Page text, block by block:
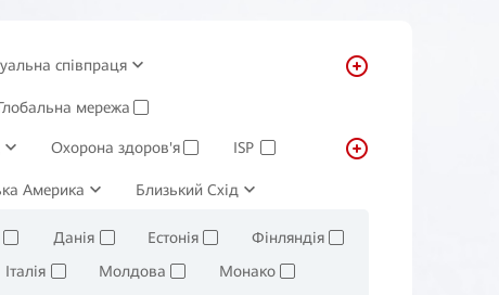
співпраця
Система управління
мережа
Охорона здоров'я ISP
та хімікати ✓ Роздрібна торгівля
Данія Естонія Фінляндія
Італія Молдова Монако
Америка Близький Схід